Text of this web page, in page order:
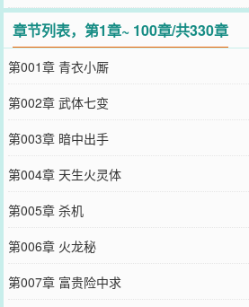
章节列表，第1章~ 100章/共330章
第001章 青衣小厮
第002章 武体七变
第003章 暗中出手
第004章 天生火灵体
第005章 杀机
第006章 火龙秘
第007章 富贵险中求